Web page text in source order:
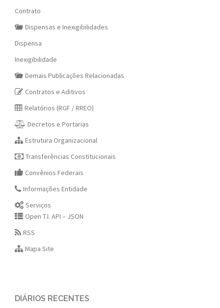
Contrato
Dispensas e Inexigibilidades
Dispensa
Inexigibilidade
Demais Publicações Relacionadas
Contratos e Aditivos
Relatórios (RGF / RREO)
Decretos e Portarias
Estrutura Organizacional
Transferências Constitucionais
Convênios Federais
Informações Entidade
Serviços
Open T.I. API – JSON
RSS
Mapa Site
DIÁRIOS RECENTES